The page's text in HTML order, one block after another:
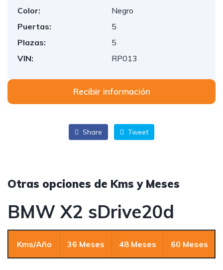
Color:
Negro
Puertas:
5
Plazas:
5
VIN:
RP013
Recibir información
Share Tweet
Otras opciones de Kms y Meses
BMW X2 sDrive20d
Kms/Año 36 Meses 48 Meses 60 Meses